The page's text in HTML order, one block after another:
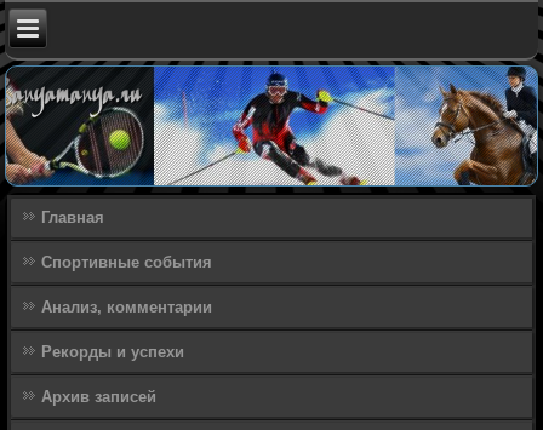
Главная
Спортивные события
Анализ, комментарии
Рекорды и успехи
Архив записей